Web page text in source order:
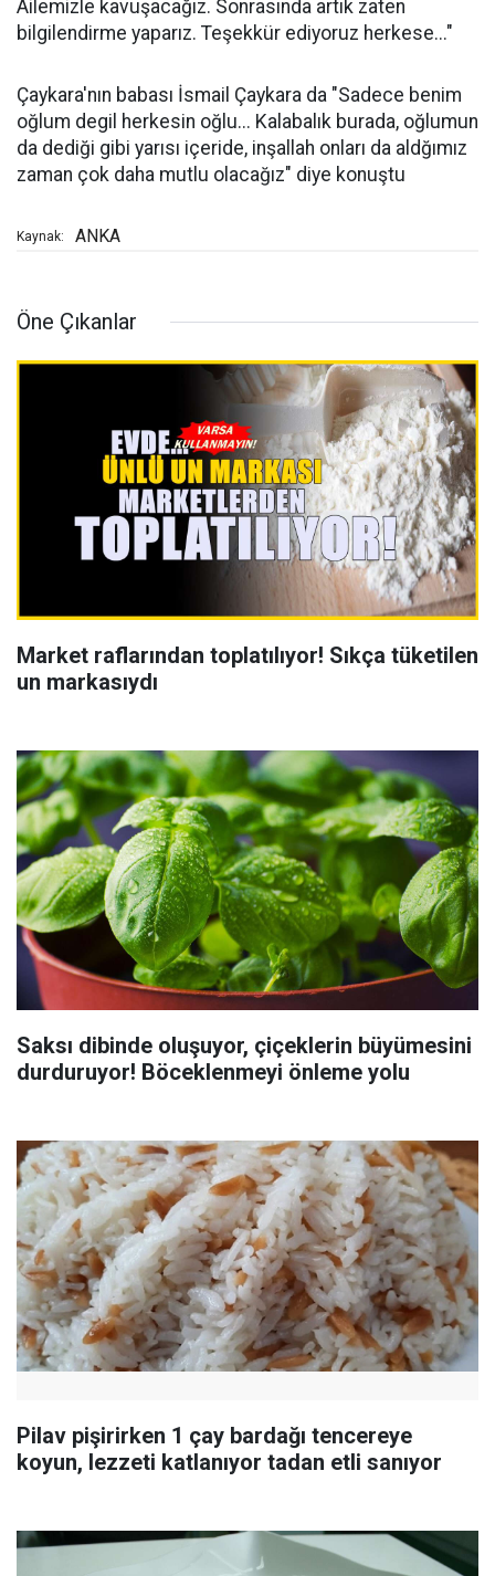
Ailemizle kavuşacağız. Sonrasında artık zaten
bilgilendirme yaparız. Teşekkür ediyoruz herkese..."
Çaykara'nın babası İsmail Çaykara da "Sadece benim
oğlum degil herkesin oğlu... Kalabalık burada, oğlumun
da dediği gibi yarısı içeride, inşallah onları da aldğımız
zaman çok daha mutlu olacağız" diye konuştu
Kaynak: ANKA
Öne Çıkanlar
Market raflarından toplatılıyor! Sıkça tüketilen
un markasıydı
Saksı dibinde oluşuyor, çiçeklerin büyümesini
durduruyor! Böceklenmeyi önleme yolu
Pilav pişirirken 1 çay bardağı tencereye
koyun, lezzeti katlanıyor tadan etli sanıyor